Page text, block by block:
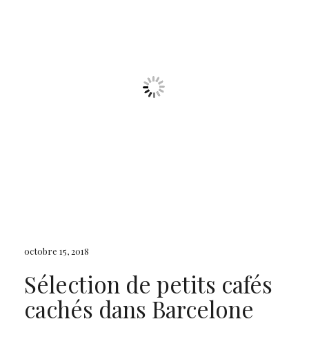
octobre 15, 2018
Sélection de petits cafés
cachés dans Barcelone